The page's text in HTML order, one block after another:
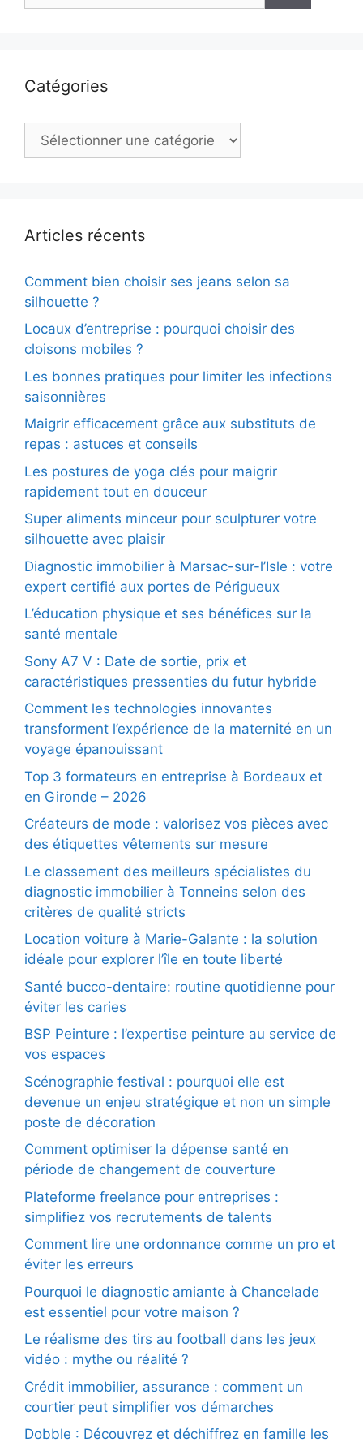
Catégories
Catégories
Articles récents
Comment bien choisir ses jeans selon sa
silhouette ?
Locaux d’entreprise : pourquoi choisir des
cloisons mobiles ?
Les bonnes pratiques pour limiter les infections
saisonnières
Maigrir efficacement grâce aux substituts de
repas : astuces et conseils
Les postures de yoga clés pour maigrir
rapidement tout en douceur
Super aliments minceur pour sculpturer votre
silhouette avec plaisir
Diagnostic immobilier à Marsac-sur-l’Isle : votre
expert certifié aux portes de Périgueux
L’éducation physique et ses bénéfices sur la
santé mentale
Sony A7 V : Date de sortie, prix et
caractéristiques pressenties du futur hybride
Comment les technologies innovantes
transforment l’expérience de la maternité en un
voyage épanouissant
Top 3 formateurs en entreprise à Bordeaux et
en Gironde – 2026
Créateurs de mode : valorisez vos pièces avec
des étiquettes vêtements sur mesure
Le classement des meilleurs spécialistes du
diagnostic immobilier à Tonneins selon des
critères de qualité stricts
Location voiture à Marie-Galante : la solution
idéale pour explorer l’île en toute liberté
Santé bucco-dentaire: routine quotidienne pour
éviter les caries
BSP Peinture : l’expertise peinture au service de
vos espaces
Scénographie festival : pourquoi elle est
devenue un enjeu stratégique et non un simple
poste de décoration
Comment optimiser la dépense santé en
période de changement de couverture
Plateforme freelance pour entreprises :
simplifiez vos recrutements de talents
Comment lire une ordonnance comme un pro et
éviter les erreurs
Pourquoi le diagnostic amiante à Chancelade
est essentiel pour votre maison ?
Le réalisme des tirs au football dans les jeux
vidéo : mythe ou réalité ?
Crédit immobilier, assurance : comment un
courtier peut simplifier vos démarches
Dobble : Découvrez et déchiffrez en famille les